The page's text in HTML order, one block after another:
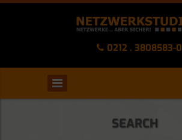
0212 . 3808583-0
SEARCH